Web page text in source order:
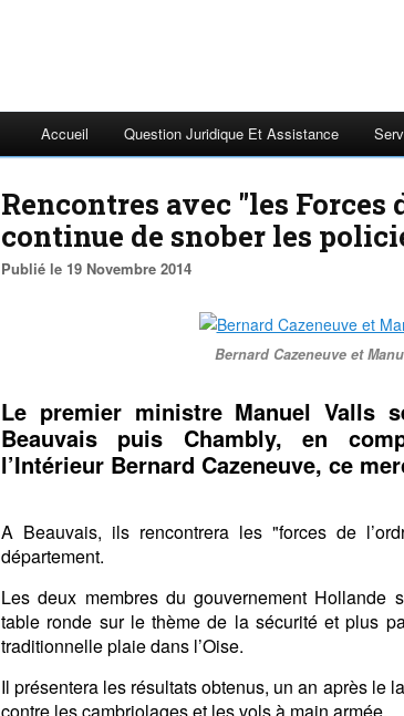
Accueil Question Juridique Et Assistance
Rencontres avec "les Forces
continue de snober les
Publié le 19 Novembre 2014
Bernard Cazeneuve et
Le premier ministre Manuel Valls
Beauvais puis Chambly, en
l’Intérieur Bernard Cazeneuve, ce
A Beauvais, ils rencontrera les "forces de
département.
Les deux membres du gouvernement Hollande
table ronde sur le thème de la sécurité et plus
traditionnelle plaie dans l’Oise.
Il présentera les résultats obtenus, un an après le